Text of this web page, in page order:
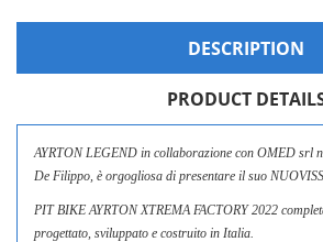
DESCRIPTION
PRODUCT
AYRTON LEGEND in collaborazione con OMED srl
De Filippo, è orgogliosa di presentare il suo
PIT BIKE AYRTON XTREMA FACTORY 2022
progettato, sviluppato e costruito in Italia.